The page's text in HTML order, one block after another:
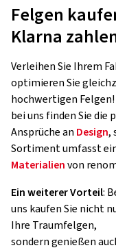
Felgen
Klarna
Verleihen Sie Ihrem
optimieren Sie
hochwertigen Felgen!
bei uns finden Sie die
Ansprüche an Design,
Sortiment umfasst
Materialienvon
Ein weiterer Vorteil:
uns kaufen Sie nicht
Ihre Traumfelgen,
sondern genießen